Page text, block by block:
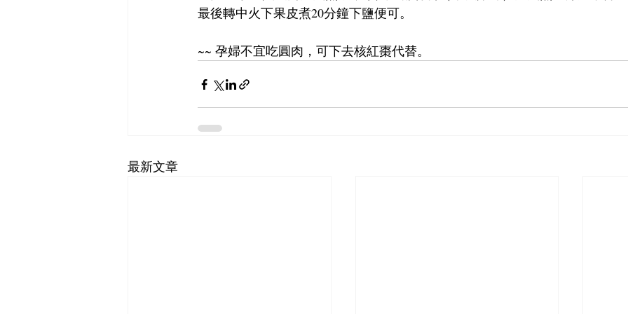
最後轉中火下果皮煮20分鐘下鹽便可。
~~ 孕婦不宜吃圓肉，可下去核紅棗代替。
最新文章